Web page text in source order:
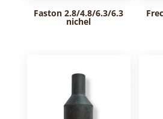
Faston 2.8/4.8/6.3/6.3
nichel